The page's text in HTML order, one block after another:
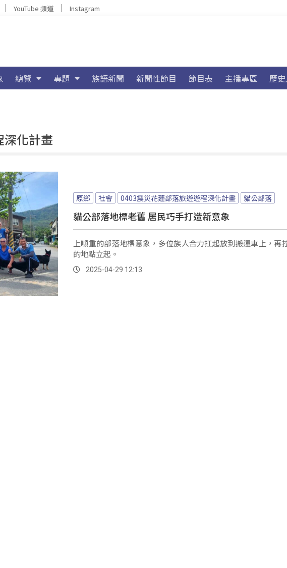
YouTube 頻道 Instagram
總覽 專題 族語新聞 新聞性節目 節目表 主播專區 歷
化計畫
原鄉 社會 0403震災花蓮部落旅遊遊程深化計畫 貓公部落
貓公部落地標老舊 居民巧手打造新意象
上噸重的部落地標意象，多位族人合力扛起放到搬運車上，再
的地點立起。
2025-04-29 12:13